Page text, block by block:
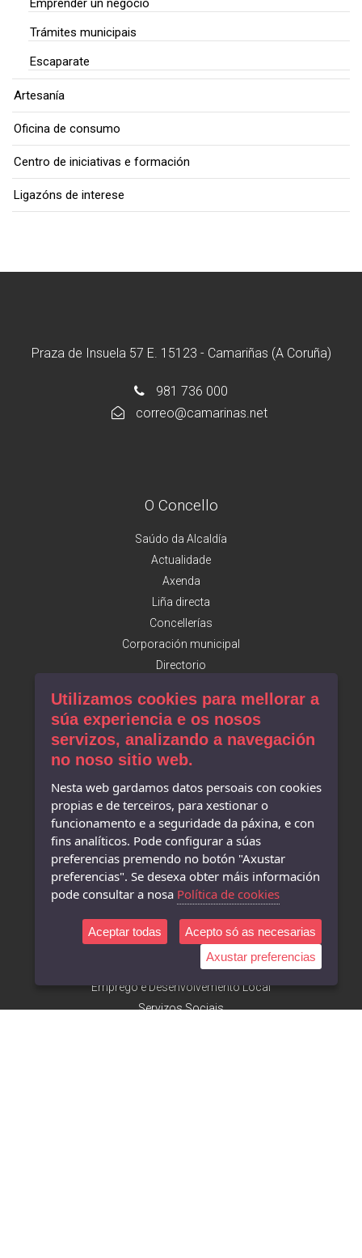
Emprender un negocio
Trámites municipais
Escaparate
Artesanía
Oficina de consumo
Centro de iniciativas e formación
Ligazóns de interese
Praza de Insuela 57 E. 15123 - Camariñas (A Coruña)
981 736 000
correo@camarinas.net
O Concello
Saúdo da Alcaldía
Actualidade
Axenda
Liña directa
Concellerías
Corporación municipal
Directorio
Sede electrónica
Trámites
Transparencia
Taboleiro de anuncios
Rexistro
Plenos
Cultura
Deportes
Emprego e Desenvolvemento Local
Servizos Sociais
Utilizamos cookies para mellorar a
súa experiencia e os nosos
servizos, analizando a navegación
no noso sitio web.
Nesta web gardamos datos persoais con cookies
propias e de terceiros, para xestionar o
funcionamento e a seguridade da páxina, e con
fins analíticos. Pode configurar a súas
preferencias premendo no botón "Axustar
preferencias". Se desexa obter máis información
pode consultar a nosa Política de cookies
Aceptar todas
Acepto só as necesarias
Axustar preferencias